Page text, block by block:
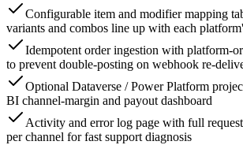
Configurable item and modifier mapping
variants and combos line up with each
Idempotent order ingestion with platform-
to prevent double-posting on webhook re-
Optional Dataverse / Power Platform
BI channel-margin and payout dashboard
Activity and error log page with full
per channel for fast support diagnosis